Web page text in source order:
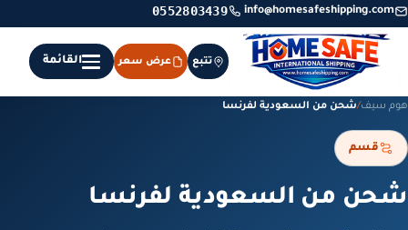
info@homesafeshipping.com
0552803439
تتبع عرض سعر القائمة
هوم سيف/شحن من السعودية لفرنسا
قسم
شحن من السعودية لفرنسا